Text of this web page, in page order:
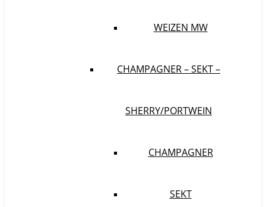
WEIZEN MW
CHAMPAGNER – SEKT –
SHERRY/PORTWEIN
CHAMPAGNER
SEKT